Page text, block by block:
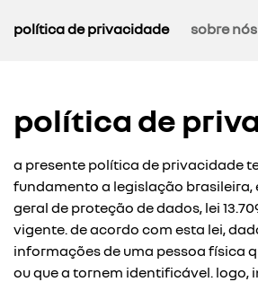
sobre nós
política de privacidade
política de
a presente política de privacidade
fundamento a legislação brasileira,
geral de proteção de dados, lei
vigente. de acordo com esta lei,
informações de uma pessoa física
ou que a tornem identificável. logo,